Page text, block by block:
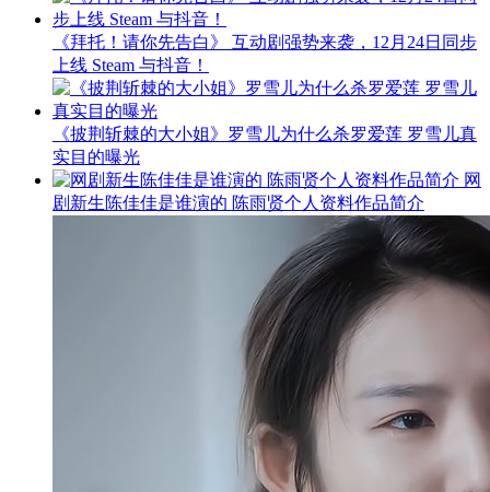
《拜托！请你先告白》 互动剧强势来袭，12月24日同步
上线 Steam 与抖音！
《披荆斩棘的大小姐》罗雪儿为什么杀罗爱莲 罗雪儿真
实目的曝光
网
剧新生陈佳佳是谁演的 陈雨贤个人资料作品简介